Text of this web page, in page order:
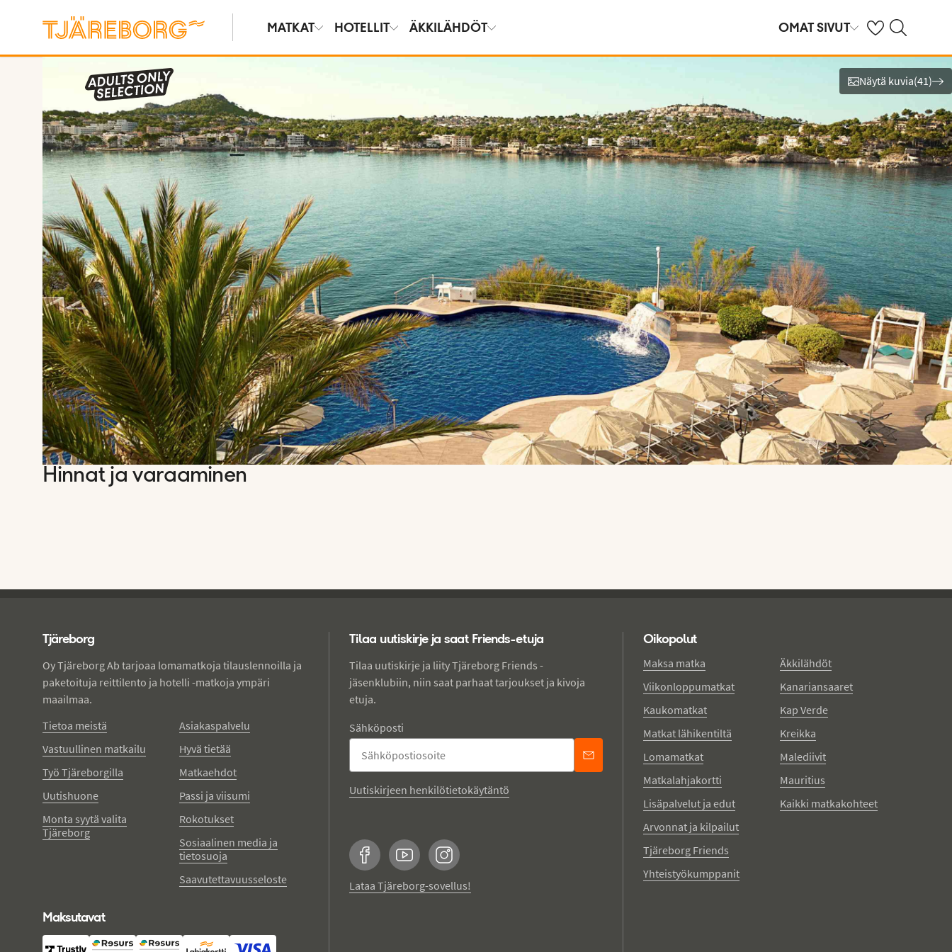
MATKAT HOTELLIT ÄKKILÄHDÖT OMAT SIVUT OmatHaku
Näytä kuvia
Näytä kuvia(41)
Hinnat ja varaaminen
Tjäreborg
Oy Tjäreborg Ab tarjoaa lomamatkoja tilauslennoilla ja
paketoituja reittilento ja hotelli -matkoja ympäri
maailmaa.
Tietoa meistä
Vastuullinen matkailu
Työ Tjäreborgilla
Uutishuone
Monta syytä valita
Tjäreborg
Asiakaspalvelu
Hyvä tietää
Matkaehdot
Passi ja viisumi
Rokotukset
Sosiaalinen media ja
tietosuoja
Saavutettavuusseloste
Maksutavat
Tilaa uutiskirje ja saat Friends-etuja
Tilaa uutiskirje ja liity Tjäreborg Friends -
jäsenklubiin, niin saat parhaat tarjoukset ja kivoja
etuja.
Sähköposti
Uutiskirjeen henkilötietokäytäntö
FacebookYouTubeInstagram
Lataa Tjäreborg-sovellus!
Oikopolut
Maksa matka
Viikonloppumatkat
Kaukomatkat
Matkat lähikentiltä
Lomamatkat
Matkalahjakortti
Lisäpalvelut ja edut
Arvonnat ja kilpailut
Tjäreborg Friends
Yhteistyökumppanit
Äkkilähdöt
Kanariansaaret
Kap Verde
Kreikka
Malediivit
Mauritius
Kaikki matkakohteet